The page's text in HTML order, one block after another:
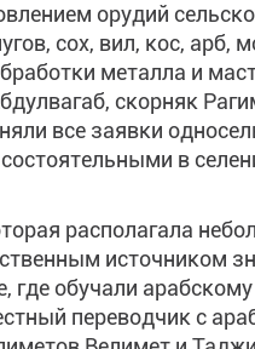
орудий
сох, вил, кос, арб,
металла и
скорняк
все заявки
в
располагала
источником
обучали
переводчик с